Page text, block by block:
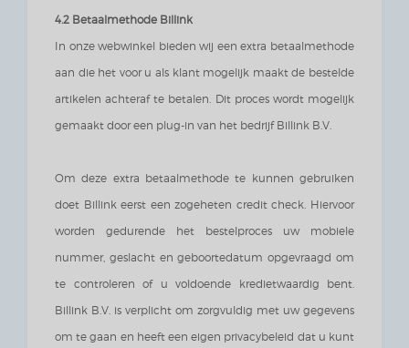
4.2 Betaalmethode Billink
In onze webwinkel bieden wij een extra betaalmethode
aan die het voor u als klant mogelijk maakt de bestelde
artikelen achteraf te betalen. Dit proces wordt mogelijk
gemaakt door een plug-in van het bedrijf Billink B.V.
Om deze extra betaalmethode te kunnen gebruiken
doet Billink eerst een zogeheten credit check. Hiervoor
worden gedurende het bestelproces uw mobiele
nummer, geslacht en geboortedatum opgevraagd om
te controleren of u voldoende kredietwaardig bent.
Billink B.V. is verplicht om zorgvuldig met uw gegevens
om te gaan en heeft een eigen privacybeleid dat u kunt